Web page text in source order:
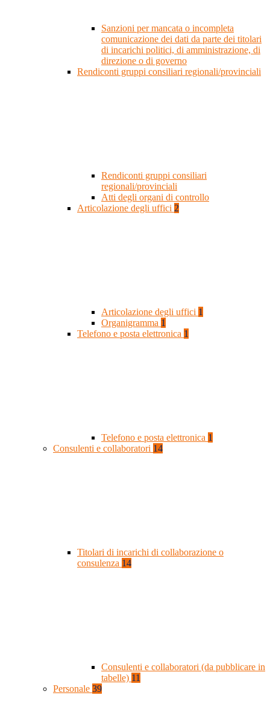
Sanzioni per mancata o incompleta
comunicazione dei dati da parte dei titolari
di incarichi politici, di amministrazione, di
direzione o di governo
Rendiconti gruppi consiliari regionali/provinciali
Rendiconti gruppi consiliari
regionali/provinciali
Atti degli organi di controllo
Articolazione degli uffici 2
Articolazione degli uffici 1
Organigramma 1
Telefono e posta elettronica 1
Telefono e posta elettronica 1
Consulenti e collaboratori 14
Titolari di incarichi di collaborazione o
consulenza 14
Consulenti e collaboratori (da pubblicare in
tabelle) 11
Personale 39